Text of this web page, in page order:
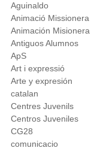
Aguinaldo
Animació Missionera
Animación Misionera
Antiguos Alumnos
ApS
Art i expressió
Arte y expresión
catalan
Centres Juvenils
Centros Juveniles
CG28
comunicacio